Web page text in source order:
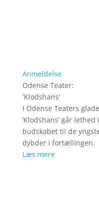
Anmeldelse
Odense Teater:
'Klodshans'
I Odense Teaters
’Klodshans’ går
budskabet til de
dybder i fortællingen.
Læs mere